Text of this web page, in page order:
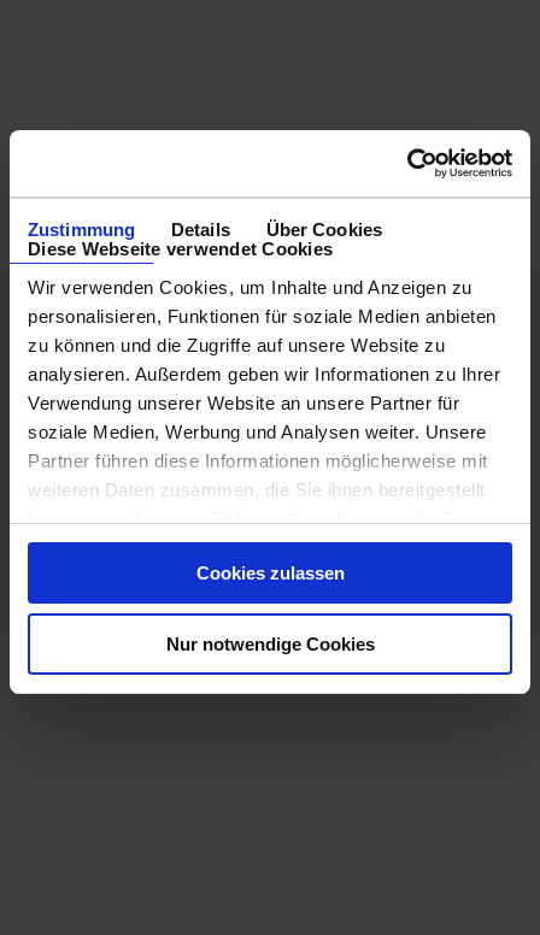
Zustimmung Details
Über Cookies
Diese Webseite verwendet Cookies
Wir verwenden Cookies, um Inhalte und Anzeigen zu
personalisieren, Funktionen für soziale Medien anbieten
zu können und die Zugriffe auf unsere Website zu
analysieren. Außerdem geben wir Informationen zu Ihrer
Verwendung unserer Website an unsere Partner für
soziale Medien, Werbung und Analysen weiter. Unsere
Partner führen diese Informationen möglicherweise mit
weiteren Daten zusammen, die Sie ihnen bereitgestellt
haben oder die sie im Rahmen Ihrer Nutzung der Dienste
gesammelt haben.
Cookies zulassen
Nur notwendige Cookies